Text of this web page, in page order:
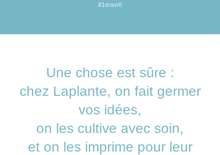
#1eravril
Une chose est sûre :
chez Laplante, on fait germer
vos idées,
on les cultive avec soin,
et on les imprime pour leur